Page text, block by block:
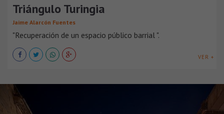
Triángulo Turingia
Jaime Alarcón Fuentes
"Recuperación de un espacio público barrial ".
VER +